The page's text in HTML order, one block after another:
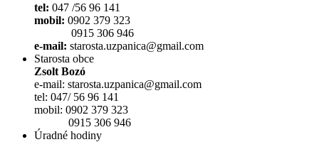
tel: 047 /56 96 141
mobil: 0902 379 323
0915 306 946
e-mail: starosta.uzpanica@gmail.com
Starosta obce
Zsolt Bozó
e-mail: starosta.uzpanica@gmail.com
tel: 047/ 56 96 141
mobil: 0902 379 323
0915 306 946
Úradné hodiny